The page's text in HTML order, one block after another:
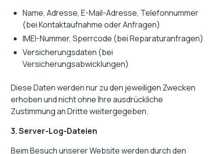
Name, Adresse, E-Mail-Adresse, Telefonnummer
(bei Kontaktaufnahme oder Anfragen)
IMEI-Nummer, Sperrcode (bei Reparaturanfragen)
Versicherungsdaten (bei
Versicherungsabwicklungen)
Diese Daten werden nur zu den jeweiligen Zwecken
erhoben und nicht ohne Ihre ausdrückliche
Zustimmung an Dritte weitergegeben.
3. Server-Log-Dateien
Beim Besuch unserer Website werden durch den